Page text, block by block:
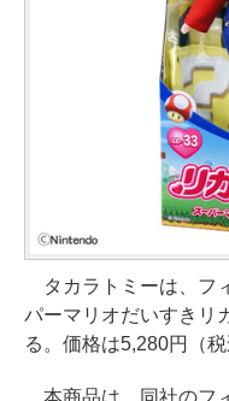
タカラトミーは、フ
パーマリオだいすきリ
る。価格は5,280円（税
本商品は、同社のフ